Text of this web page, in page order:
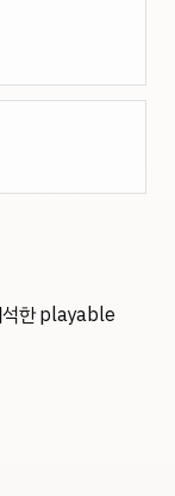
석한 playable